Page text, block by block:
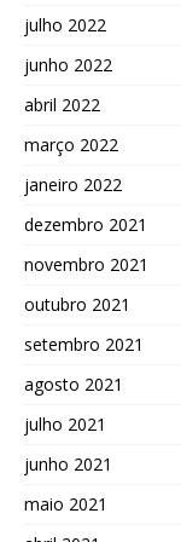
julho 2022
junho 2022
abril 2022
março 2022
janeiro 2022
dezembro 2021
novembro 2021
outubro 2021
setembro 2021
agosto 2021
julho 2021
junho 2021
maio 2021